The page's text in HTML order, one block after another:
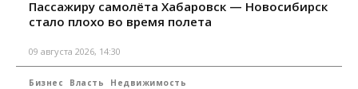
Пассажиру самолёта Хабаровск — Новосибирск
стало плохо во время полета
09 августа 2026, 14:30
Бизнес Власть Недвижимость